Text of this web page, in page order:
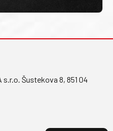
s.r.o. Šustekova 8, 851 04